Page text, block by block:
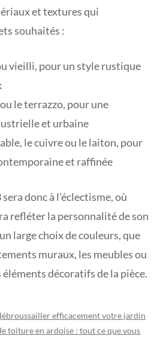
et textures qui
souhaités :
vieilli, pour un style rustique
le terrazzo, pour une
et urbaine
le cuivre ou le laiton, pour
et raffinée
donc à l’éclectisme, où
refléter la personnalité de son
large choix de couleurs, que
muraux, les meubles ou
décoratifs de la pièce.
efficacement votre jardin
toiture en ardoise : tout ce que vous